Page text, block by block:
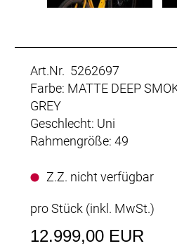
Art.Nr. 5262697
Farbe: MATTE DEEP
GREY
Geschlecht: Uni
Rahmengröße: 49
Z.Z. nicht verfügbar
pro Stück (inkl. MwSt.)
12.999,00 EUR